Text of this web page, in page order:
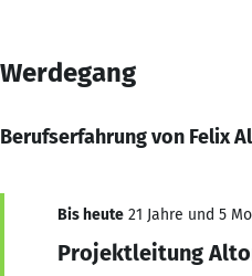
Werdegang
Berufserfahrung von Felix
Bis heute 21 Jahre und 5
Projektleitung